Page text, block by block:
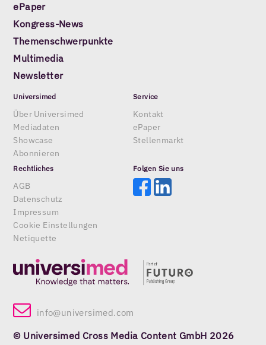
info@universimed.com
© Universimed Cross Media Content GmbH 2026
ePaper
Kongress-News
Themenschwerpunkte
Multimedia
Newsletter
Universimed
Über Universimed
Mediadaten
Showcase
Abonnieren
Service
Kontakt
ePaper
Stellenmarkt
Rechtliches
AGB
Datenschutz
Impressum
Cookie Einstellungen
Netiquette
Folgen Sie uns